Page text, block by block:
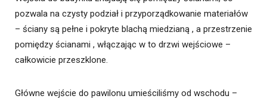
pozwala na czysty podział i przyporządkowanie materiałów
– ściany są pełne i pokryte blachą miedzianą , a przestrzenie
pomiędzy ścianami , włączając w to drzwi wejściowe –
całkowicie przeszklone.
Główne wejście do pawilonu umieściliśmy od wschodu –